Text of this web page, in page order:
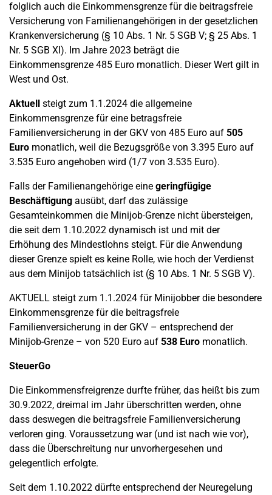
folglich auch die Einkommensgrenze für die beitragsfreie
Versicherung von Familienangehörigen in der gesetzlichen
Krankenversicherung (§ 10 Abs. 1 Nr. 5 SGB V; § 25 Abs. 1
Nr. 5 SGB XI). Im Jahre 2023 beträgt die
Einkommensgrenze 485 Euro monatlich. Dieser Wert gilt in
West und Ost.
Aktuell steigt zum 1.1.2024 die allgemeine
Einkommensgrenze für eine betragsfreie
Familienversicherung in der GKV von 485 Euro auf 505
Euro monatlich, weil die Bezugsgröße von 3.395 Euro auf
3.535 Euro angehoben wird (1/7 von 3.535 Euro).
Falls der Familienangehörige eine geringfügige
Beschäftigung ausübt, darf das zulässige
Gesamteinkommen die Minijob-Grenze nicht übersteigen,
die seit dem 1.10.2022 dynamisch ist und mit der
Erhöhung des Mindestlohns steigt. Für die Anwendung
dieser Grenze spielt es keine Rolle, wie hoch der Verdienst
aus dem Minijob tatsächlich ist (§ 10 Abs. 1 Nr. 5 SGB V).
AKTUELL steigt zum 1.1.2024 für Minijobber die besondere
Einkommensgrenze für die beitragsfreie
Familienversicherung in der GKV – entsprechend der
Minijob-Grenze – von 520 Euro auf 538 Euro monatlich.
SteuerGo
Die Einkommensfreigrenze durfte früher, das heißt bis zum
30.9.2022, dreimal im Jahr überschritten werden, ohne
dass deswegen die beitragsfreie Familienversicherung
verloren ging. Voraussetzung war (und ist nach wie vor),
dass die Überschreitung nur unvorhergesehen und
gelegentlich erfolgte.
Seit dem 1.10.2022 dürfte entsprechend der Neuregelung